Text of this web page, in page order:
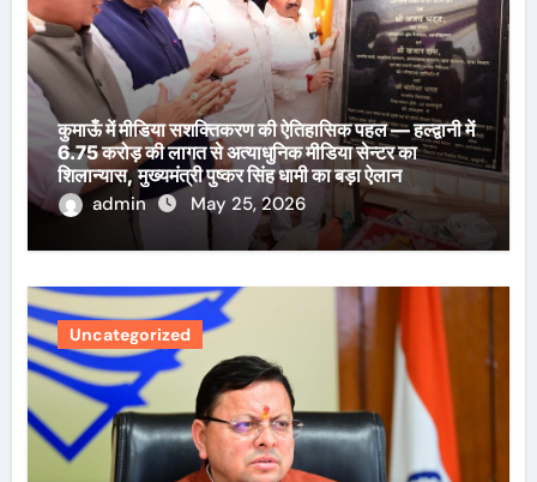
कुमाऊँ में मीडिया सशक्तिकरण की ऐतिहासिक पहल — हल्द्वानी में
6.75 करोड़ की लागत से अत्याधुनिक मीडिया सेन्टर का
शिलान्यास, मुख्यमंत्री पुष्कर सिंह धामी का बड़ा ऐलान
admin
May 25, 2026
Uncategorized